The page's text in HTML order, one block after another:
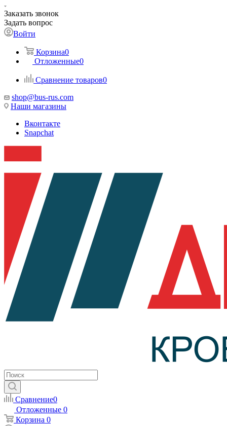
Заказать звонок
Задать вопрос
Войти
Корзина0
Отложенные0
Сравнение товаров0
shop@bus-rus.com
Наши магазины
Вконтакте
Snapchat
Сравнение0
Отложенные 0
Корзина 0